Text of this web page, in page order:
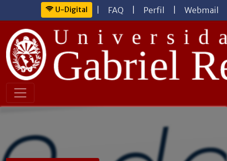
U-Digital FAQ Perfil Webmail